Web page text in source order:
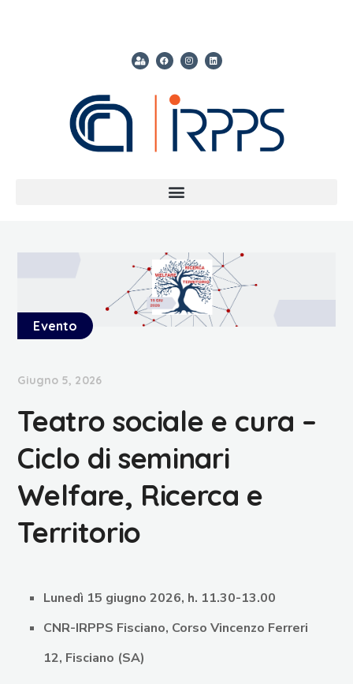
Evento
Giugno 5, 2026
Teatro sociale e cura –
Ciclo di seminari
Welfare, Ricerca e
Territorio
Lunedì 15 giugno 2026, h. 11.30-13.00
CNR-IRPPS Fisciano, Corso Vincenzo Ferreri
12, Fisciano (SA)